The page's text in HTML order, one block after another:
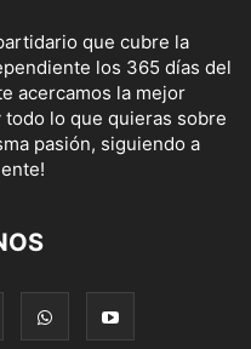
que cubre la
los 365 días del
acercamos la mejor
lo que quieras sobre
pasión, siguiendo a